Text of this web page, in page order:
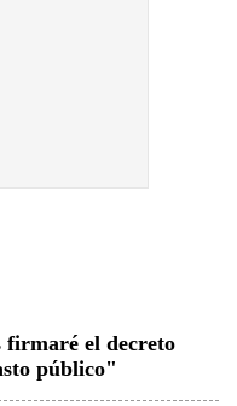
firmaré el decreto
público"